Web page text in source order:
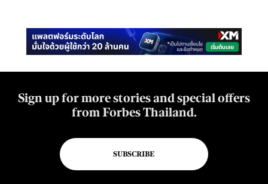
Sign up for more stories and special offers
from Forbes Thailand.
SUBSCRIBE